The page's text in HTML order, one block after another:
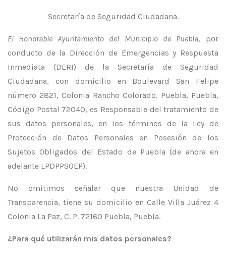
Secretaría de Seguridad Ciudadana.
El Honorable Ayuntamiento del Municipio de Puebla, por
conducto de la Dirección de Emergencias y Respuesta
Inmediata (DERI) de la Secretaría de Seguridad
Ciudadana, con domicilio en Boulevard San Felipe
número 2821, Colonia Rancho Colorado, Puebla, Puebla,
Código Postal 72040, es Responsable del tratamiento de
sus datos personales, en los términos de la Ley de
Protección de Datos Personales en Posesión de los
Sujetos Obligados del Estado de Puebla (de ahora en
adelante LPDPPSOEP).
No omitimos señalar que nuestra Unidad de
Transparencia, tiene su domicilio en Calle Villa Juárez 4
Colonia La Paz, C. P. 72160 Puebla, Puebla.
¿Para qué utilizarán mis datos personales?